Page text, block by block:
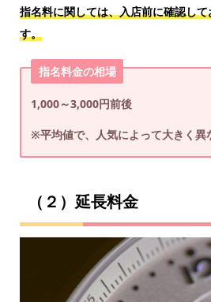
指名料に関しては、入店前に確認し
す。
指名料金の相場
1,000～3,000円前後
※平均値で、人気によって大きく異
（２）延長料金